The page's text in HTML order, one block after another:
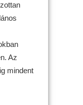
Az
mindent